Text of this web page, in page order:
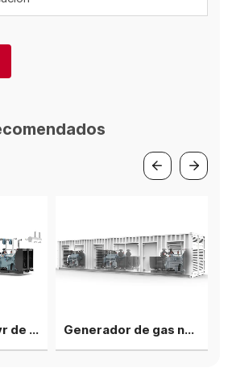
Generador Steyr de 1000 kW, 4 unidades en paralelo, soluciones T12 - 40 pies Generador de gas natural Steyr T12 de 750 kW, 3 unidades en paralelo